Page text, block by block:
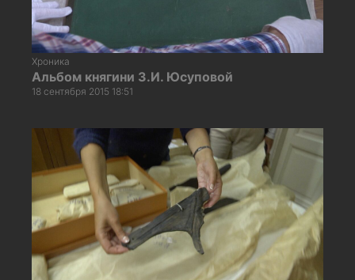
Хроника
Альбом княгини З.И. Юсуповой
18 сентября 2015 18:51